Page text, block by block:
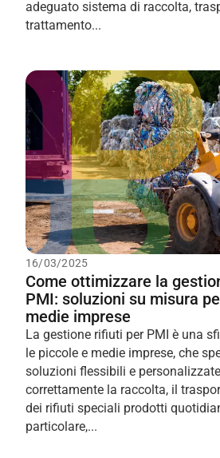
adeguato sistema di raccolta,
trattamento...
16/03/2025
Come ottimizzare la
PMI: soluzioni su misura
medie imprese
La gestione rifiuti per PMI è una
le piccole e medie imprese, che
soluzioni flessibili e
correttamente la raccolta, il
dei rifiuti speciali prodotti
particolare,...